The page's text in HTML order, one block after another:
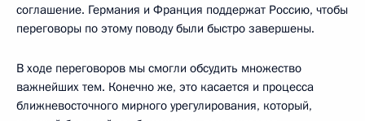
соглашение. Германия и Франция поддержат Россию, чтобы
переговоры по этому поводу были быстро завершены.
В ходе переговоров мы смогли обсудить множество
важнейших тем. Конечно же, это касается и процесса
ближневосточного мирного урегулирования, который,